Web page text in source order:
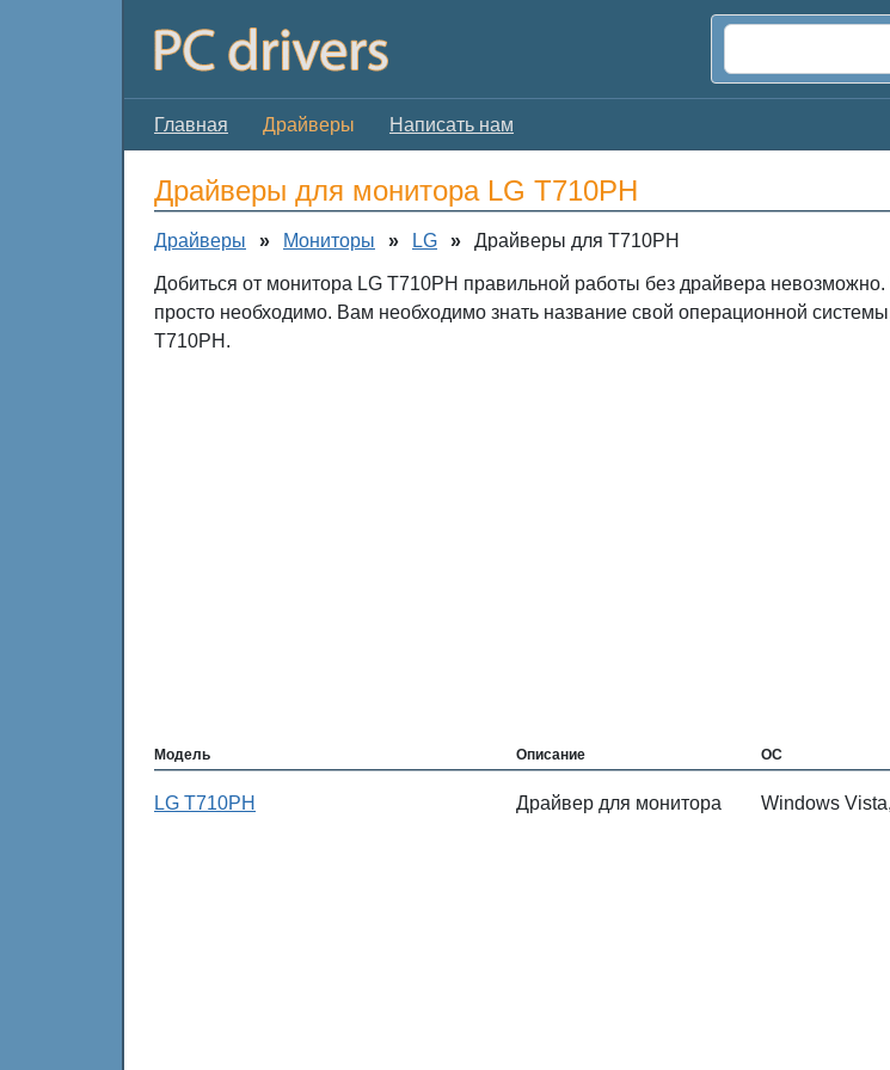
Главная Драйверы Написать нам
Драйверы для монитора LG T710PH
Драйверы » Мониторы » LG » Драйверы для T710PH
Добиться от монитора LG T710PH правильной работы без драйвера
просто необходимо. Вам необходимо знать название свой операционной
T710PH.
Модель Описание ОС
LG T710PH Драйвер для монитора Windows